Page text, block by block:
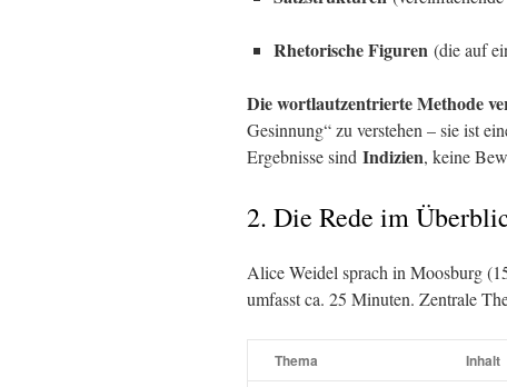
Rhetorische Figuren (die auf
Die wortlautzentrierte Methode
Gesinnung“ zu verstehen – sie ist
Ergebnisse sind Indizien, keine
2. Die Rede im
Alice Weidel sprach in Moosburg
umfasst ca. 25 Minuten. Zentrale
Thema Inhalt